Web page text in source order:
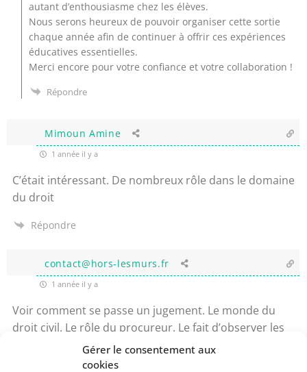
Gérer le consentement aux
cookies
autant d’enthousiasme chez les élèves.
Nous serons heureux de pouvoir organiser cette sortie
chaque année afin de continuer à offrir ces expériences
éducatives essentielles.
Merci encore pour votre confiance et votre collaboration !
Répondre
Mimoun Amine
1 année il y a
C’était intéressant. De nombreux rôle dans le domaine
du droit
Répondre
contact@hors-lesmurs.fr
1 année il y a
Voir comment se passe un jugement. Le monde du
droit civil. Le rôle du procureur. Le fait d’observer les
salles d’audiences et les audiences. Regarder des
jugements. Comment les juges travaillent. Le